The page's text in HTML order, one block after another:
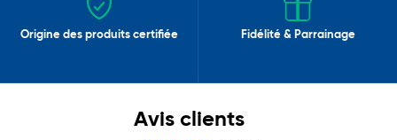
Origine des produits certifiée Fidélité & Parrainage
Avis clients